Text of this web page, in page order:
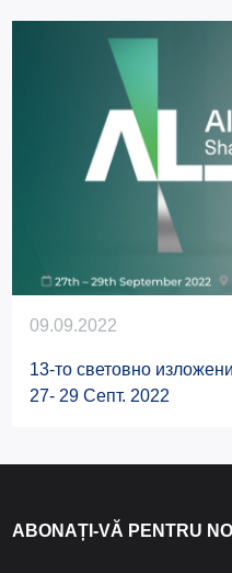
09.09.2022
13-то световно
27- 29 Септ. 2022
ABONAȚI-VĂ PENTRU